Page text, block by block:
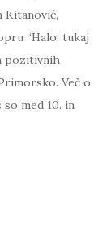
Kitanović,
“Halo, tukaj
pozitivnih
Več o
med 10. in